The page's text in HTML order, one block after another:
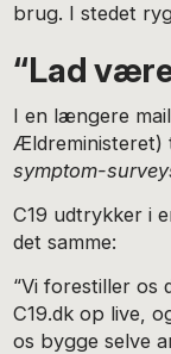
brug. I stedet
“Lad
I en længere
Ældreministeret)
symptom-
C19 udtrykker i
det samme:
“Vi forestiller os
C19.dk op live,
os bygge selve